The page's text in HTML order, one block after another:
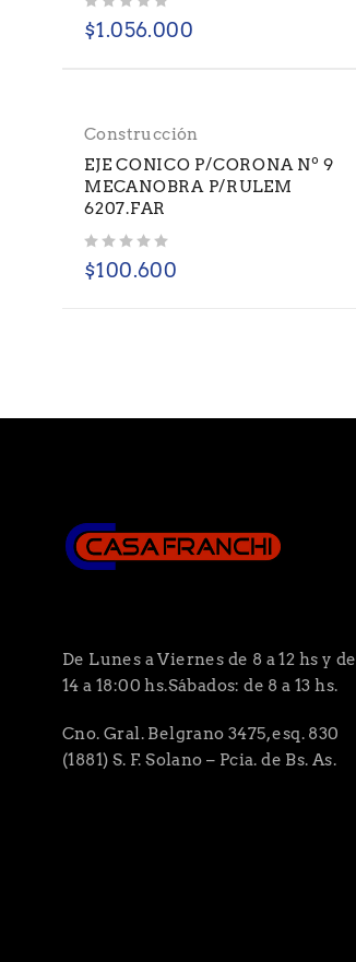
$1.056.000
Construcción
EJE CONICO P/CORONA Nº 9
MECANOBRA P/RULEM
6207.FAR
$100.600
De Lunes a Viernes de 8 a 12 hs y de
14 a 18:00 hs.Sábados: de 8 a 13 hs.
Cno. Gral. Belgrano 3475, esq. 830
(1881) S. F. Solano – Pcia. de Bs. As.